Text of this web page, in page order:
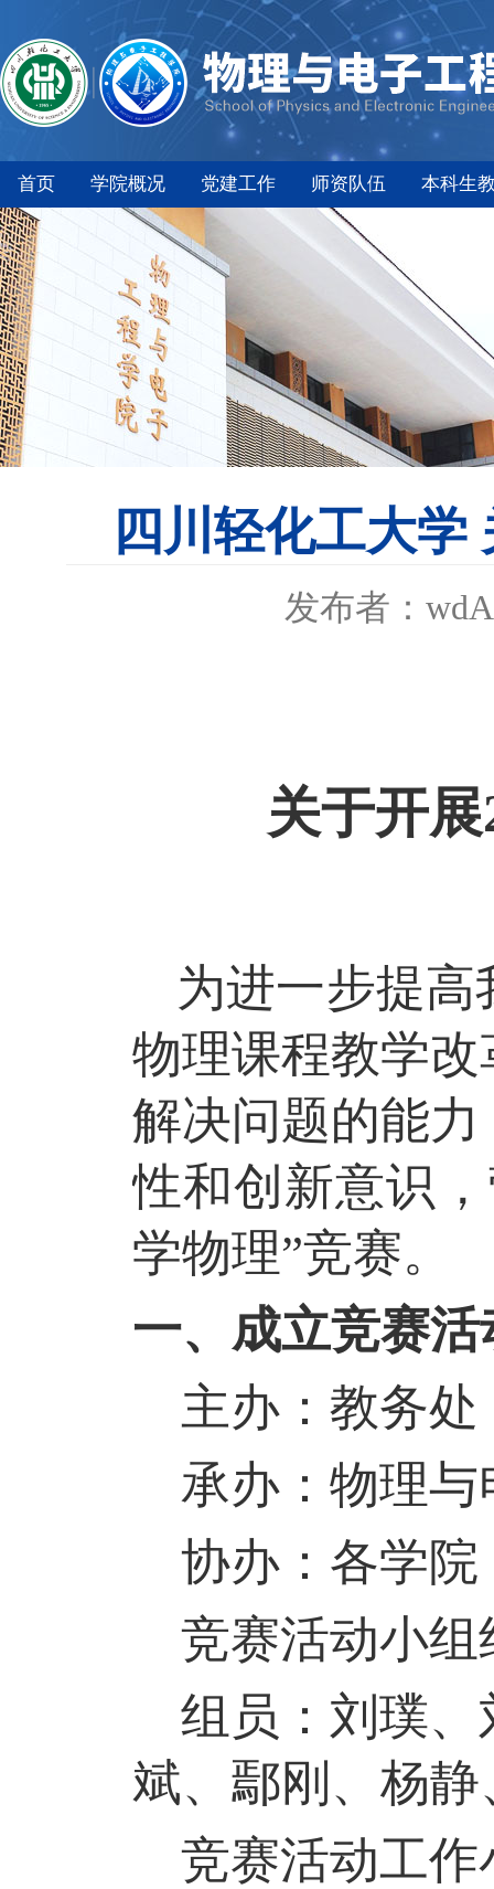
首页 学院概况 党建工作 师资队伍 本科生
四川轻化工大学
发布者：
关于开展
为进一步提
物理课程教学
解决问题的能力
性和创新意识，
学物理”竞赛。
一、成立竞赛活
主办：教务处
承办：物理
协办：各学院
竞赛活动小组
组员：刘璞、
斌、鄢刚 、 杨静
竞赛活动工